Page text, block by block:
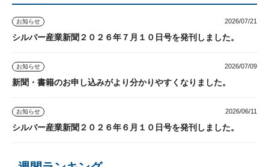
お知らせ 2026/07/21
シルバー産業新聞２０２６年７月１０日号を発刊しました。
お知らせ 2026/07/09
新聞・書籍のお申し込みがより分かりやすくなりました。
お知らせ 2026/06/11
シルバー産業新聞２０２６年６月１０日号を発刊しました。